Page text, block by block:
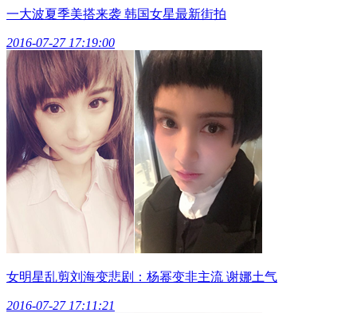
一大波夏季美搭来袭 韩国女星最新街拍
2016-07-27 17:19:00
女明星乱剪刘海变悲剧：杨幂变非主流 谢娜土气
2016-07-27 17:11:21